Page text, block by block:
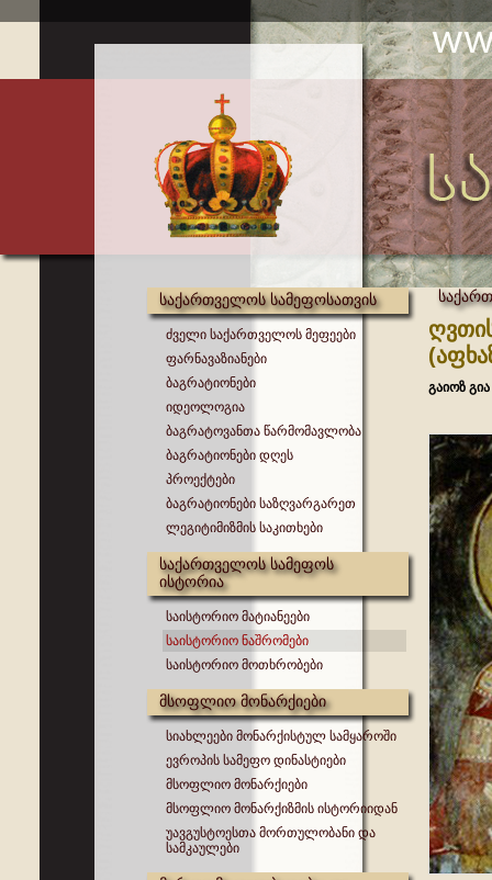
საქართველოს სამეფოსათვის
ძველი საქართველოს მეფეები
ფარნავაზიანები
ბაგრატიონები
იდეოლოგია
ბაგრატოვანთა წარმომავლობა
ბაგრატიონები დღეს
პროექტები
ბაგრატიონები საზღვარგარეთ
ლეგიტიმიზმის საკითხები
საქართველოს სამეფოს
ისტორია
საისტორიო მატიანეები
საისტორიო ნაშრომები
საისტორიო მოთხრობები
მსოფლიო მონარქიები
სიახლეები მონარქისტულ სამყაროში
ევროპის სამეფო დინასტიები
მსოფლიო მონარქიები
მსოფლიო მონარქიზმის ისტორიიდან
უავგუსტოესთა მორთულობანი და
სამკაულები
გაიოზ